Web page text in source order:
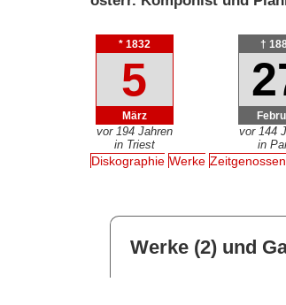
* 1832
5
März
vor 194 Jahren
in Triest
†
vor 144
in
Diskographie Werke Zeitgenossen
Werke (2) und